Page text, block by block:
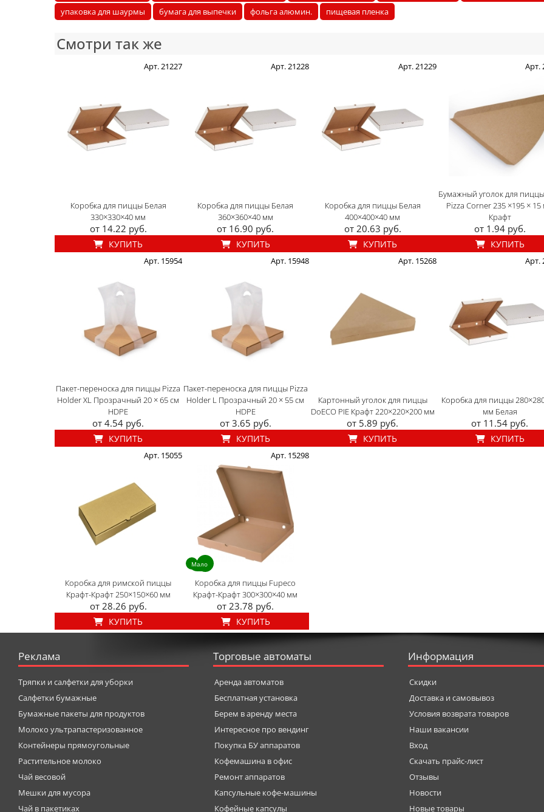
упаковка для шаурмы
бумага для выпечки фольга алюмин. пищевая пленка
Смотри так же
Арт. 21227
Коробка для пиццы Белая
330×330×40 мм
от 14.22 руб.
КУПИТЬ
Арт. 21228
Коробка для пиццы Белая
360×360×40 мм
от 16.90 руб.
КУПИТЬ
Арт. 21229
Коробка для пиццы Белая
400×400×40 мм
от 20.63 руб.
КУПИТЬ
Арт.
Бумажный уголок для пиццы
Pizza Corner 235 ×195 ×
Крафт
от 1.94 руб.
КУПИТЬ
Арт. 15954
Пакет-переноска для пиццы Pizza
Holder XL Прозрачный 20 × 65 см
HDPE
от 4.54 руб.
КУПИТЬ
Арт. 15948
Пакет-переноска для пиццы Pizza
Holder L Прозрачный 20 × 55 см
HDPE
от 3.65 руб.
КУПИТЬ
Арт. 15268
Картонный уголок для пиццы
DoECO PIE Крафт 220×220×200 мм
от 5.89 руб.
КУПИТЬ
Арт.
Коробка для пиццы
мм Белая
от 11.54 руб.
КУПИТЬ
Арт. 15055
Коробка для римской пиццы
Крафт-Крафт 250×150×60 мм
от 28.26 руб.
КУПИТЬ
Мало
Арт. 15298
Коробка для пиццы Fupeco
Крафт-Крафт 300×300×40 мм
от 23.78 руб.
КУПИТЬ
Реклама
Тряпки и салфетки для уборки
Салфетки бумажные
Бумажные пакеты для продуктов
Молоко ультрапастеризованное
Контейнеры прямоугольные
Растительное молоко
Чай весовой
Мешки для мусора
Чай в пакетиках
Торговые автоматы
Аренда автоматов
Бесплатная установка
Берем в аренду места
Интересное про вендинг
Покупка БУ аппаратов
Кофемашина в офис
Ремонт аппаратов
Капсульные кофе-машины
Кофейные капсулы
Информация
Скидки
Доставка и самовывоз
Условия возврата товаров
Наши вакансии
Вход
Скачать прайс-лист
Отзывы
Новости
Новые товары